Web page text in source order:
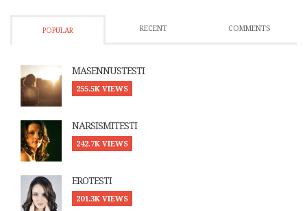
POPULAR RECENT COMMENTS
MASENNUSTESTI
255.5K VIEWS
NARSISMITESTI
242.7K VIEWS
EROTESTI
201.3K VIEWS